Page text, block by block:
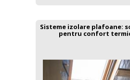
Sisteme izolare plafoane:
pentru confort